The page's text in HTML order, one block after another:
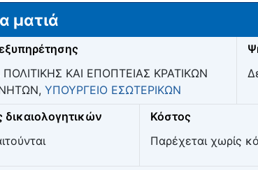
ματιά
ΚΑΙ ΕΠΟΠΤΕΙΑΣ ΚΡΑΤΙΚΩΝ
ΥΠΟΥΡΓΕΙΟ ΕΣΩΤΕΡΙΚΩΝ
δικαιολογητικών
Κόστος
Παρέχεται χωρίς